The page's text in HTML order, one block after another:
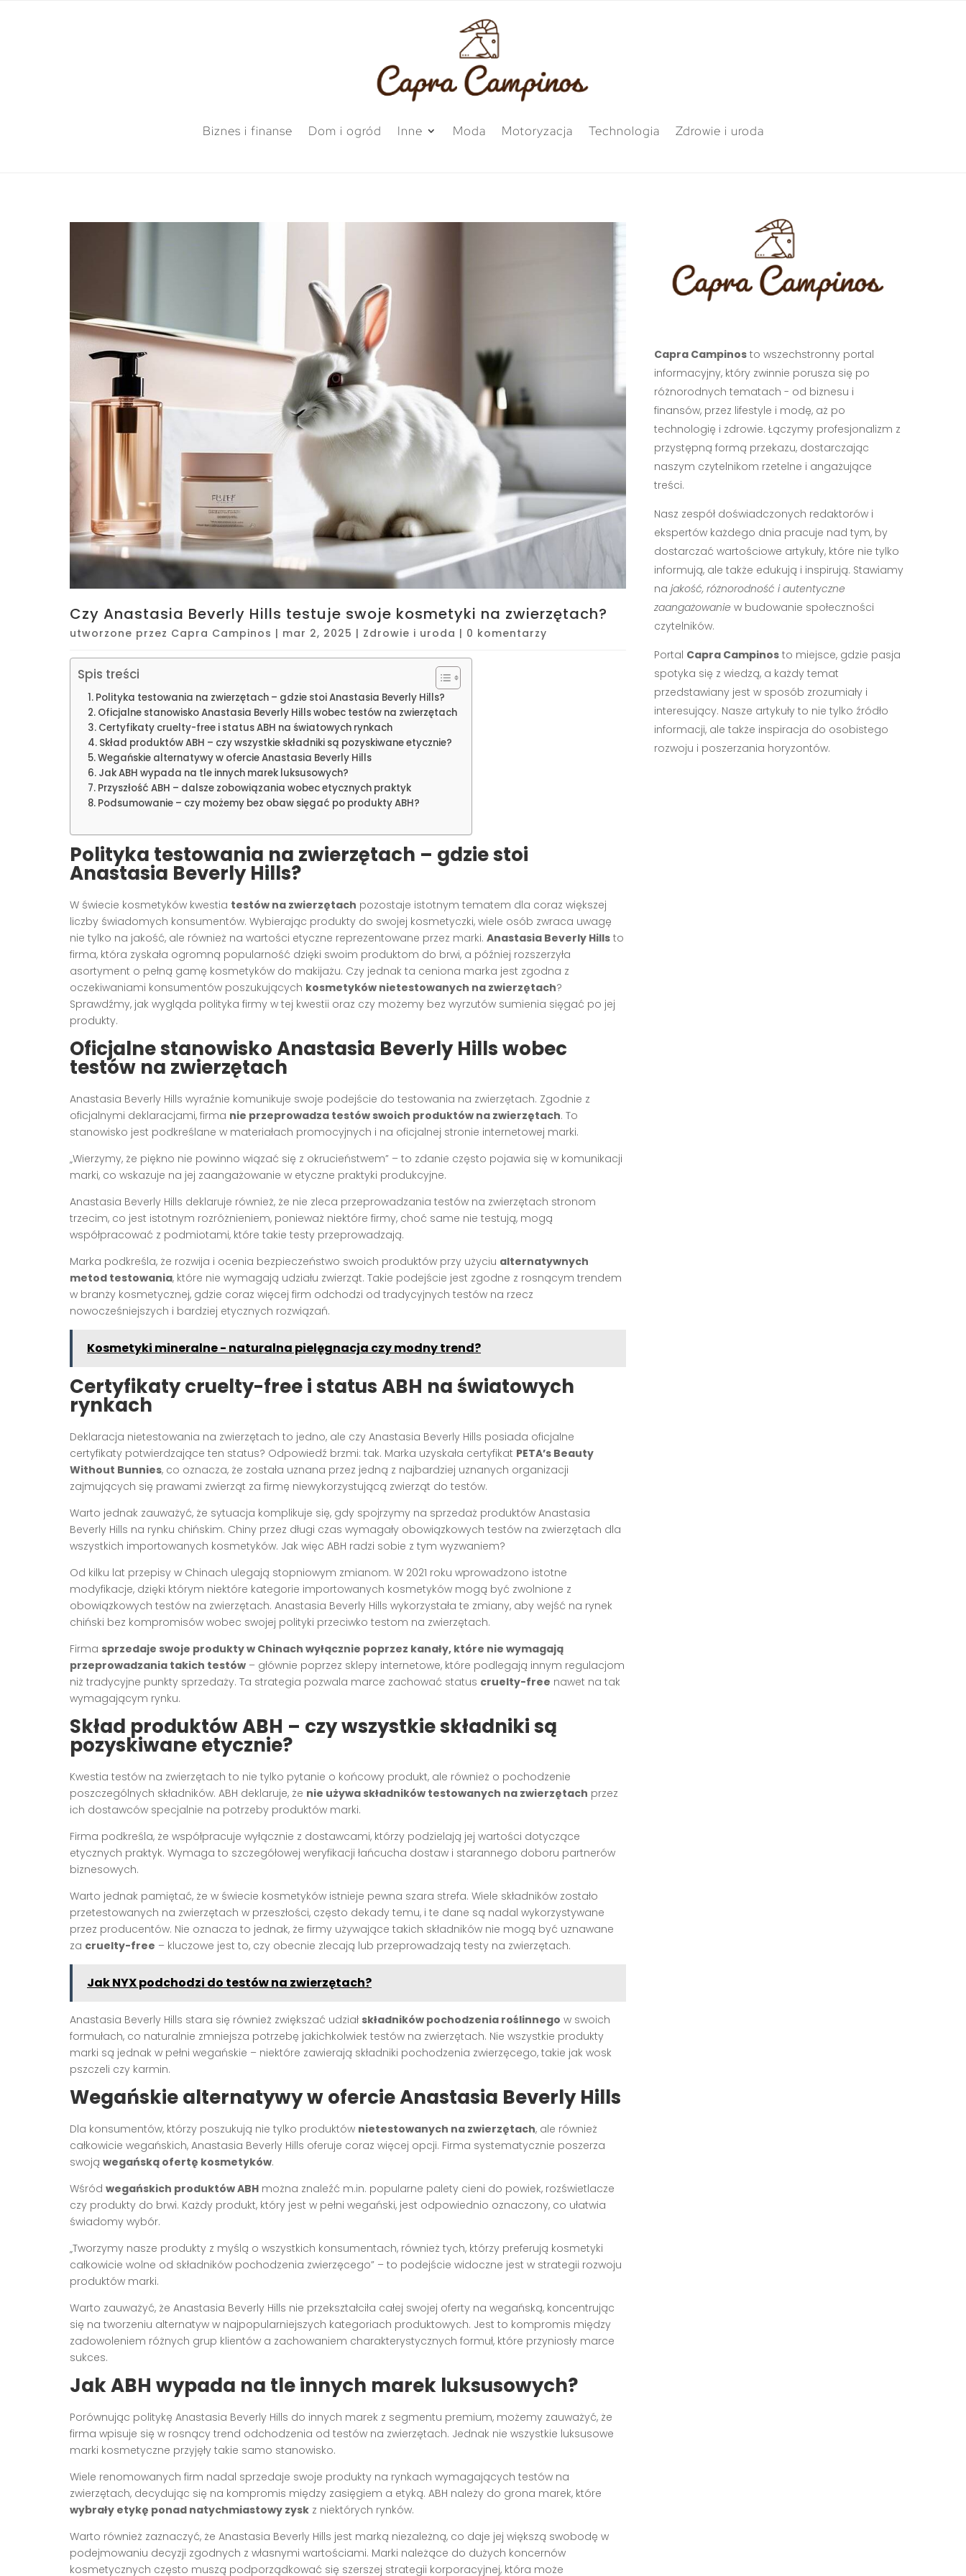
Biznes i finanse Dom i ogród Inne Moda Motoryzacja Technologia Zdrowie i uroda
Czy Anastasia Beverly Hills testuje swoje kosmetyki na zwierzętach?
utworzone przez Capra Campinos | mar 2, 2025 | Zdrowie i uroda | 0 komentarzy
Spis treści
Polityka testowania na zwierzętach – gdzie stoi Anastasia Beverly Hills?
Oficjalne stanowisko Anastasia Beverly Hills wobec testów na zwierzętach
Certyfikaty cruelty-free i status ABH na światowych rynkach
Skład produktów ABH – czy wszystkie składniki są pozyskiwane etycznie?
Wegańskie alternatywy w ofercie Anastasia Beverly Hills
Jak ABH wypada na tle innych marek luksusowych?
Przyszłość ABH – dalsze zobowiązania wobec etycznych praktyk
Podsumowanie – czy możemy bez obaw sięgać po produkty ABH?
Polityka testowania na zwierzętach – gdzie stoi
Anastasia Beverly Hills?
W świecie kosmetyków kwestia testów na zwierzętach pozostaje istotnym tematem dla coraz większej
liczby świadomych konsumentów. Wybierając produkty do swojej kosmetyczki, wiele osób zwraca uwagę
nie tylko na jakość, ale również na wartości etyczne reprezentowane przez marki. Anastasia Beverly Hills to
firma, która zyskała ogromną popularność dzięki swoim produktom do brwi, a później rozszerzyła
asortyment o pełną gamę kosmetyków do makijażu. Czy jednak ta ceniona marka jest zgodna z
oczekiwaniami konsumentów poszukujących kosmetyków nietestowanych na zwierzętach?
Sprawdźmy, jak wygląda polityka firmy w tej kwestii oraz czy możemy bez wyrzutów sumienia sięgać po jej
produkty.
Oficjalne stanowisko Anastasia Beverly Hills wobec
testów na zwierzętach
Anastasia Beverly Hills wyraźnie komunikuje swoje podejście do testowania na zwierzętach. Zgodnie z
oficjalnymi deklaracjami, firma nie przeprowadza testów swoich produktów na zwierzętach. To
stanowisko jest podkreślane w materiałach promocyjnych i na oficjalnej stronie internetowej marki.
„Wierzymy, że piękno nie powinno wiązać się z okrucieństwem” – to zdanie często pojawia się w komunikacji
marki, co wskazuje na jej zaangażowanie w etyczne praktyki produkcyjne.
Anastasia Beverly Hills deklaruje również, że nie zleca przeprowadzania testów na zwierzętach stronom
trzecim, co jest istotnym rozróżnieniem, ponieważ niektóre firmy, choć same nie testują, mogą
współpracować z podmiotami, które takie testy przeprowadzają.
Marka podkreśla, że rozwija i ocenia bezpieczeństwo swoich produktów przy użyciu alternatywnych
metod testowania, które nie wymagają udziału zwierząt. Takie podejście jest zgodne z rosnącym trendem
w branży kosmetycznej, gdzie coraz więcej firm odchodzi od tradycyjnych testów na rzecz
nowocześniejszych i bardziej etycznych rozwiązań.
Kosmetyki mineralne - naturalna pielęgnacja czy modny trend?
Certyfikaty cruelty-free i status ABH na światowych
rynkach
Deklaracja nietestowania na zwierzętach to jedno, ale czy Anastasia Beverly Hills posiada oficjalne
certyfikaty potwierdzające ten status? Odpowiedź brzmi: tak. Marka uzyskała certyfikat PETA’s Beauty
Without Bunnies, co oznacza, że została uznana przez jedną z najbardziej uznanych organizacji
zajmujących się prawami zwierząt za firmę niewykorzystującą zwierząt do testów.
Warto jednak zauważyć, że sytuacja komplikuje się, gdy spojrzymy na sprzedaż produktów Anastasia
Beverly Hills na rynku chińskim. Chiny przez długi czas wymagały obowiązkowych testów na zwierzętach dla
wszystkich importowanych kosmetyków. Jak więc ABH radzi sobie z tym wyzwaniem?
Od kilku lat przepisy w Chinach ulegają stopniowym zmianom. W 2021 roku wprowadzono istotne
modyfikacje, dzięki którym niektóre kategorie importowanych kosmetyków mogą być zwolnione z
obowiązkowych testów na zwierzętach. Anastasia Beverly Hills wykorzystała te zmiany, aby wejść na rynek
chiński bez kompromisów wobec swojej polityki przeciwko testom na zwierzętach.
Firma sprzedaje swoje produkty w Chinach wyłącznie poprzez kanały, które nie wymagają
przeprowadzania takich testów – głównie poprzez sklepy internetowe, które podlegają innym regulacjom
niż tradycyjne punkty sprzedaży. Ta strategia pozwala marce zachować status cruelty-free nawet na tak
wymagającym rynku.
Skład produktów ABH – czy wszystkie składniki są
pozyskiwane etycznie?
Kwestia testów na zwierzętach to nie tylko pytanie o końcowy produkt, ale również o pochodzenie
poszczególnych składników. ABH deklaruje, że nie używa składników testowanych na zwierzętach przez
ich dostawców specjalnie na potrzeby produktów marki.
Firma podkreśla, że współpracuje wyłącznie z dostawcami, którzy podzielają jej wartości dotyczące
etycznych praktyk. Wymaga to szczegółowej weryfikacji łańcucha dostaw i starannego doboru partnerów
biznesowych.
Warto jednak pamiętać, że w świecie kosmetyków istnieje pewna szara strefa. Wiele składników zostało
przetestowanych na zwierzętach w przeszłości, często dekady temu, i te dane są nadal wykorzystywane
przez producentów. Nie oznacza to jednak, że firmy używające takich składników nie mogą być uznawane
za cruelty-free – kluczowe jest to, czy obecnie zlecają lub przeprowadzają testy na zwierzętach.
Jak NYX podchodzi do testów na zwierzętach?
Anastasia Beverly Hills stara się również zwiększać udział składników pochodzenia roślinnego w swoich
formułach, co naturalnie zmniejsza potrzebę jakichkolwiek testów na zwierzętach. Nie wszystkie produkty
marki są jednak w pełni wegańskie – niektóre zawierają składniki pochodzenia zwierzęcego, takie jak wosk
pszczeli czy karmin.
Wegańskie alternatywy w ofercie Anastasia Beverly Hills
Dla konsumentów, którzy poszukują nie tylko produktów nietestowanych na zwierzętach, ale również
całkowicie wegańskich, Anastasia Beverly Hills oferuje coraz więcej opcji. Firma systematycznie poszerza
swoją wegańską ofertę kosmetyków.
Wśród wegańskich produktów ABH można znaleźć m.in. popularne palety cieni do powiek, rozświetlacze
czy produkty do brwi. Każdy produkt, który jest w pełni wegański, jest odpowiednio oznaczony, co ułatwia
świadomy wybór.
„Tworzymy nasze produkty z myślą o wszystkich konsumentach, również tych, którzy preferują kosmetyki
całkowicie wolne od składników pochodzenia zwierzęcego” – to podejście widoczne jest w strategii rozwoju
produktów marki.
Warto zauważyć, że Anastasia Beverly Hills nie przekształciła całej swojej oferty na wegańską, koncentrując
się na tworzeniu alternatyw w najpopularniejszych kategoriach produktowych. Jest to kompromis między
zadowoleniem różnych grup klientów a zachowaniem charakterystycznych formuł, które przyniosły marce
sukces.
Jak ABH wypada na tle innych marek luksusowych?
Porównując politykę Anastasia Beverly Hills do innych marek z segmentu premium, możemy zauważyć, że
firma wpisuje się w rosnący trend odchodzenia od testów na zwierzętach. Jednak nie wszystkie luksusowe
marki kosmetyczne przyjęły takie samo stanowisko.
Wiele renomowanych firm nadal sprzedaje swoje produkty na rynkach wymagających testów na
zwierzętach, decydując się na kompromis między zasięgiem a etyką. ABH należy do grona marek, które
wybrały etykę ponad natychmiastowy zysk z niektórych rynków.
Warto również zaznaczyć, że Anastasia Beverly Hills jest marką niezależną, co daje jej większą swobodę w
podejmowaniu decyzji zgodnych z własnymi wartościami. Marki należące do dużych koncernów
kosmetycznych często muszą podporządkować się szerszej strategii korporacyjnej, która może
Capra Campinosto wszechstronny portal
informacyjny, który zwinnie porusza się po
różnorodnych tematach - od biznesu i
finansów, przez lifestyle i modę, aż po
technologię i zdrowie. Łączymy profesjonalizm z
przystępną formą przekazu, dostarczając
naszym czytelnikom rzetelne i angażujące
treści.
Nasz zespół doświadczonych redaktorów i
ekspertów każdego dnia pracuje nad tym, by
dostarczać wartościowe artykuły, które nie tylko
informują, ale także edukują i inspirują. Stawiamy
na jakość, różnorodność i autentyczne
zaangażowanie w budowanie społeczności
czytelników.
Portal Capra Campinosto miejsce, gdzie pasja
spotyka się z wiedzą, a każdy temat
przedstawiany jest w sposób zrozumiały i
interesujący. Nasze artykuły to nie tylko źródło
informacji, ale także inspiracja do osobistego
rozwoju i poszerzania horyzontów.